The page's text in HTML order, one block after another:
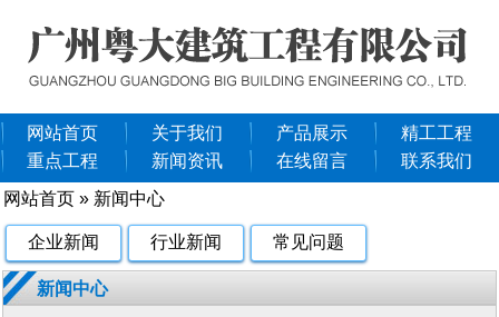
网站首页 关于我们 产品展示
精工工程
重点工程
新闻资讯 在线留言
联系我们
网站首页 » 新闻中心
企业新闻 行业新闻 常见问题
新闻中心